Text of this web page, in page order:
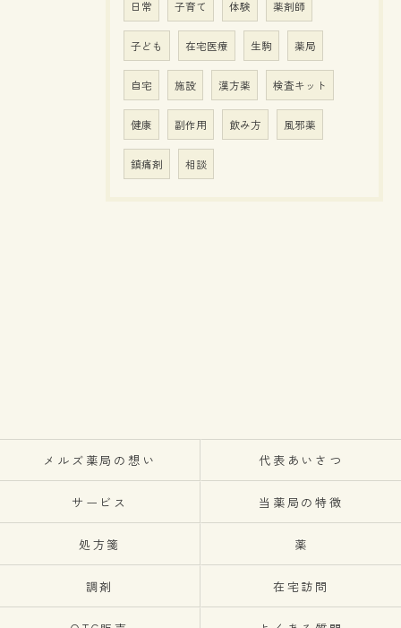
日常 子育て 体験 薬剤師
子ども 在宅医療 生駒 薬局
自宅 施設 漢方薬 検査キット
健康 副作用 飲み方 風邪薬
鎮痛剤 相談
メルズ薬局の想い 代表あいさつ
サービス 当薬局の特徴
処方箋 薬
調剤 在宅訪問